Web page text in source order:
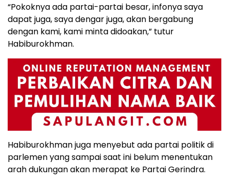
“Pokoknya ada partai-partai besar, infonya saya
dapat juga, saya dengar juga, akan bergabung
dengan kami, kami minta didoakan,” tutur
Habiburokhman.
Habiburokhman juga menyebut ada partai politik di
parlemen yang sampai saat ini belum menentukan
arah dukungan akan merapat ke Partai Gerindra.